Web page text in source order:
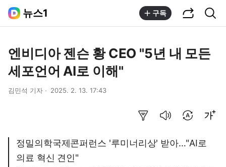
뉴스1 구독
엔비디아 젠슨 황 CEO "5년 내 모든
세포언어 AI로 이해"
김민석 기자 2025. 2. 13. 17:43
정밀의학국제콘퍼런스 '루미너리상' 받아…"AI로
의료 혁신 견인"